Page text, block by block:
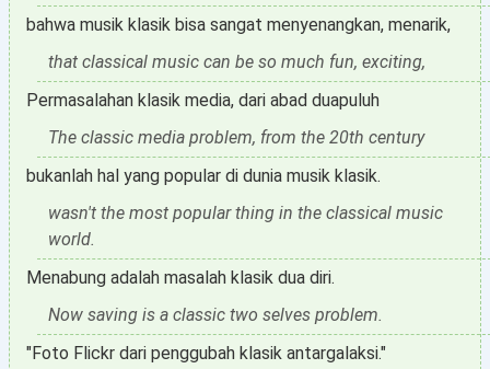
bahwa musik klasik bisa sangat menyenangkan, menarik,
that classical music can be so much fun, exciting,
Permasalahan klasik media, dari abad duapuluh
The classic media problem, from the 20th century
bukanlah hal yang popular di dunia musik klasik.
wasn't the most popular thing in the classical music
world.
Menabung adalah masalah klasik dua diri.
Now saving is a classic two selves problem.
"Foto Flickr dari penggubah klasik antargalaksi."